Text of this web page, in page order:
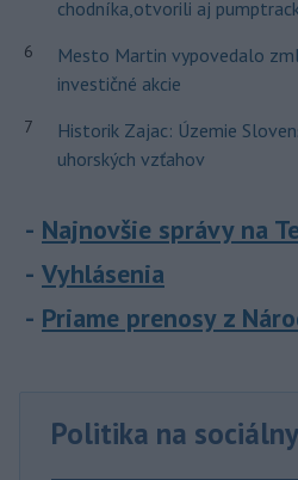
chodníka,otvorili aj
6
Mesto Martin vypovedalo
investičné akcie
7
Historik Zajac: Územie
uhorských vzťahov
Najnovšie správy na
Vyhlásenia
Priame prenosy z
Politika na